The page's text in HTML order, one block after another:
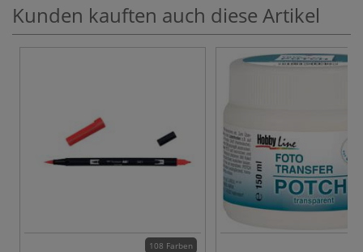
Kunden kauften auch diese Artikel
108 Farben